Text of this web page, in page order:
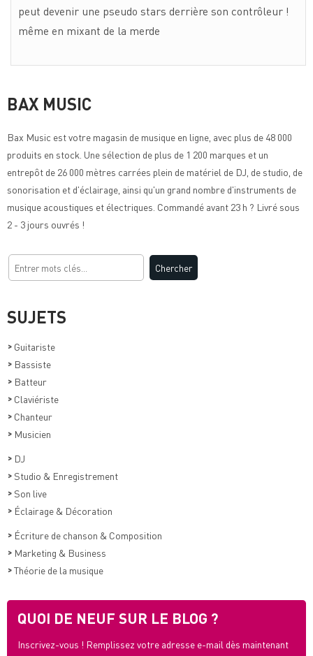
peut devenir une pseudo stars derrière son contrôleur !
même en mixant de la merde
BAX MUSIC
Bax Music est votre magasin de musique en ligne, avec plus de 48 000
produits en stock. Une sélection de plus de 1 200 marques et un
entrepôt de 26 000 mètres carrées plein de matériel de DJ, de studio, de
sonorisation et d'éclairage, ainsi qu'un grand nombre d'instruments de
musique acoustiques et électriques. Commandé avant 23 h ? Livré sous
2 - 3 jours ouvrés !
SUJETS
> Guitariste
> Bassiste
> Batteur
> Claviériste
> Chanteur
> Musicien
> DJ
> Studio & Enregistrement
> Son live
> Éclairage & Décoration
> Écriture de chanson & Composition
> Marketing & Business
>Théorie de la musique
QUOI DE NEUF SUR LE BLOG ?
Inscrivez-vous ! Remplissez votre adresse e-mail dès maintenant